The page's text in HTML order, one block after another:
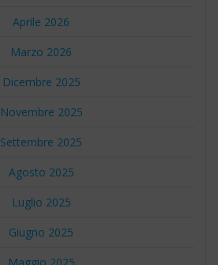
Aprile 2026
Marzo 2026
Dicembre 2025
Novembre 2025
Settembre 2025
Agosto 2025
Luglio 2025
Giugno 2025